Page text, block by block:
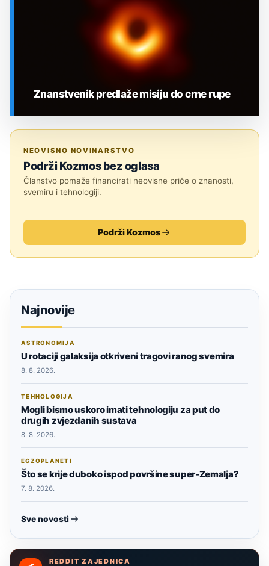
Znanstvenik predlaže misiju do crne rupe
NEOVISNO NOVINARSTVO
Podrži Kozmos bez oglasa
Članstvo pomaže financirati neovisne priče o znanosti,
svemiru i tehnologiji.
Podrži Kozmos
Najnovije
ASTRONOMIJA
U rotaciji galaksija otkriveni tragovi ranog svemira
8. 8. 2026.
TEHNOLOGIJA
Mogli bismo uskoro imati tehnologiju za put do
drugih zvjezdanih sustava
8. 8. 2026.
EGZOPLANETI
Što se krije duboko ispod površine super-Zemalja?
7. 8. 2026.
Sve novosti
REDDIT ZAJEDNICA